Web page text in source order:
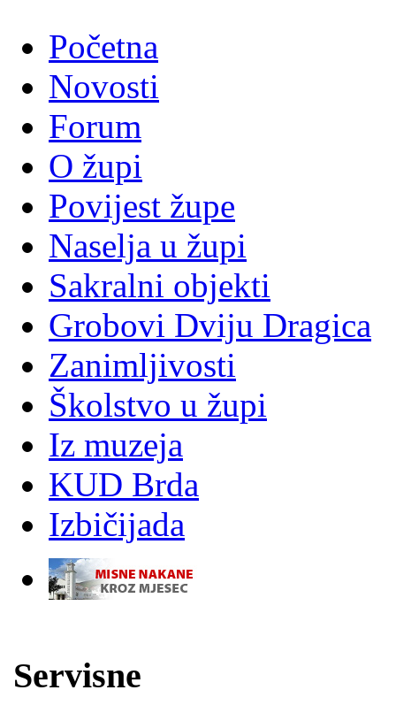
Početna
Novosti
Forum
O župi
Povijest župe
Naselja u župi
Sakralni objekti
Grobovi Dviju Dragica
Zanimljivosti
Školstvo u župi
Iz muzeja
KUD Brda
Izbičijada
Servisne